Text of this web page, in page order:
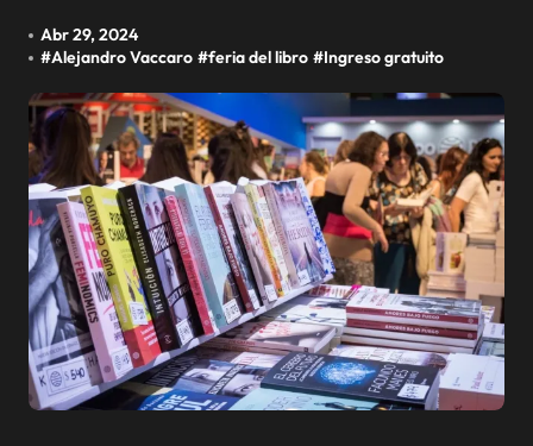
Abr 29, 2024
#Alejandro Vaccaro #feria del libro #Ingreso gratuito